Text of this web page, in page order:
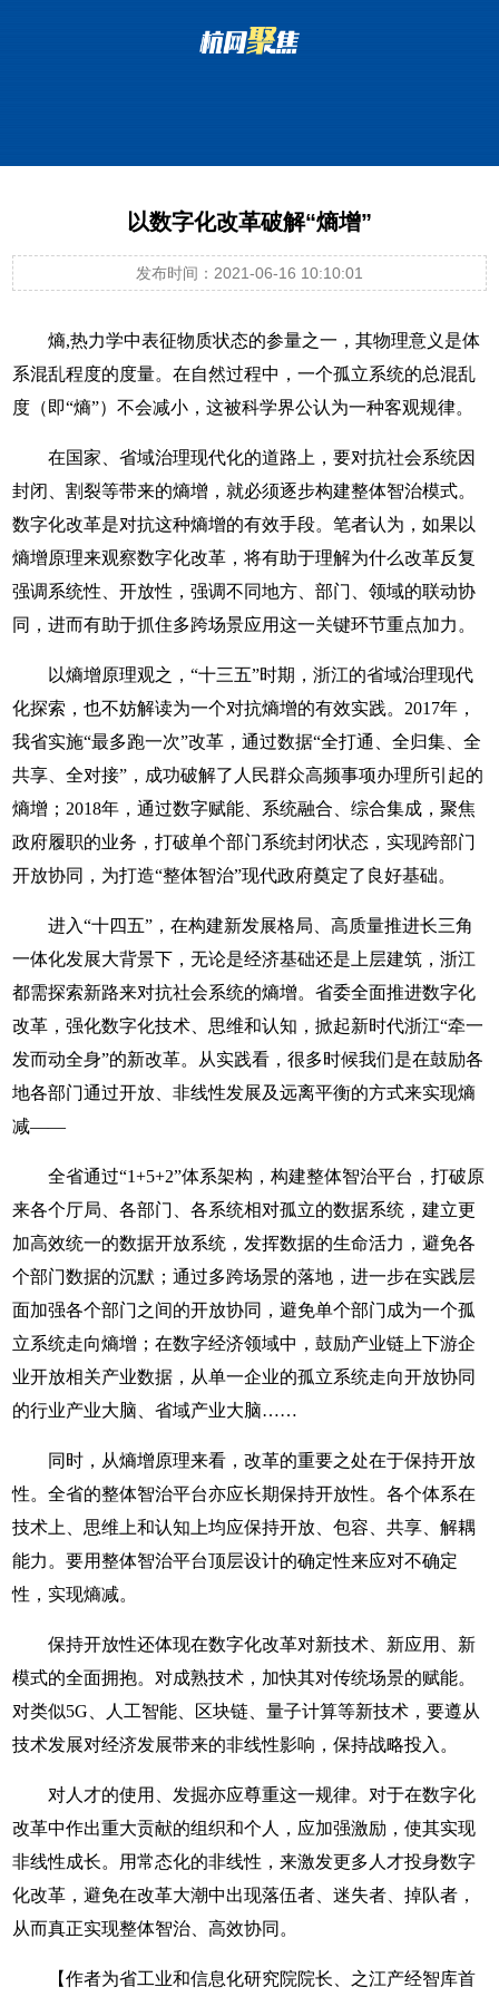
以数字化改革破解“熵增”
发布时间：2021-06-16 10:10:01
熵,热力学中表征物质状态的参量之一，其物理意义是体
系混乱程度的度量。在自然过程中，一个孤立系统的总混乱
度（即“熵”）不会减小，这被科学界公认为一种客观规律。
在国家、省域治理现代化的道路上，要对抗社会系统因
封闭、割裂等带来的熵增，就必须逐步构建整体智治模式。
数字化改革是对抗这种熵增的有效手段。笔者认为，如果以
熵增原理来观察数字化改革，将有助于理解为什么改革反复
强调系统性、开放性，强调不同地方、部门、领域的联动协
同，进而有助于抓住多跨场景应用这一关键环节重点加力。
以熵增原理观之，“十三五”时期，浙江的省域治理现代
化探索，也不妨解读为一个对抗熵增的有效实践。2017年，
我省实施“最多跑一次”改革，通过数据“全打通、全归集、全
共享、全对接”，成功破解了人民群众高频事项办理所引起的
熵增；2018年，通过数字赋能、系统融合、综合集成，聚焦
政府履职的业务，打破单个部门系统封闭状态，实现跨部门
开放协同，为打造“整体智治”现代政府奠定了良好基础。
进入“十四五”，在构建新发展格局、高质量推进长三角
一体化发展大背景下，无论是经济基础还是上层建筑，浙江
都需探索新路来对抗社会系统的熵增。省委全面推进数字化
改革，强化数字化技术、思维和认知，掀起新时代浙江“牵一
发而动全身”的新改革。从实践看，很多时候我们是在鼓励各
地各部门通过开放、非线性发展及远离平衡的方式来实现熵
减——
全省通过“1+5+2”体系架构，构建整体智治平台，打破原
来各个厅局、各部门、各系统相对孤立的数据系统，建立更
加高效统一的数据开放系统，发挥数据的生命活力，避免各
个部门数据的沉默；通过多跨场景的落地，进一步在实践层
面加强各个部门之间的开放协同，避免单个部门成为一个孤
立系统走向熵增；在数字经济领域中，鼓励产业链上下游企
业开放相关产业数据，从单一企业的孤立系统走向开放协同
的行业产业大脑、省域产业大脑……
同时，从熵增原理来看，改革的重要之处在于保持开放
性。全省的整体智治平台亦应长期保持开放性。各个体系在
技术上、思维上和认知上均应保持开放、包容、共享、解耦
能力。要用整体智治平台顶层设计的确定性来应对不确定
性，实现熵减。
保持开放性还体现在数字化改革对新技术、新应用、新
模式的全面拥抱。对成熟技术，加快其对传统场景的赋能。
对类似5G、人工智能、区块链、量子计算等新技术，要遵从
技术发展对经济发展带来的非线性影响，保持战略投入。
对人才的使用、发掘亦应尊重这一规律。对于在数字化
改革中作出重大贡献的组织和个人，应加强激励，使其实现
非线性成长。用常态化的非线性，来激发更多人才投身数字
化改革，避免在改革大潮中出现落伍者、迷失者、掉队者，
从而真正实现整体智治、高效协同。
【作者为省工业和信息化研究院院长、之江产经智库首